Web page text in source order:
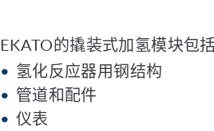
EKATO的撬装式加氢模块包括
氢化反应器用钢结构
管道和配件
仪表